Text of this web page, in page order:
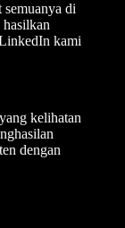
di
kami
kelihatan
dengan